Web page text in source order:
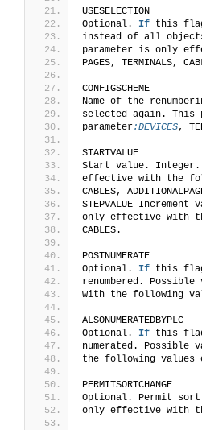
USESELECTION
Optional. If this
instead of all
parameter is only
PAGES, TERMINALS,
CONFIGSCHEME
Name of the
selected again. This
parameter:DEVICES,
STARTVALUE
Start value.
effective with the
CABLES,
STEPVALUE
only effective with
CABLES.
POSTNUMERATE
Optional. If this
renumbered.
with the following
ALSONUMERATEDBYPLC
Optional. If this
numerated. Possible
the following values
PERMITSORTCHANGE
Optional. Permit sort
only effective with